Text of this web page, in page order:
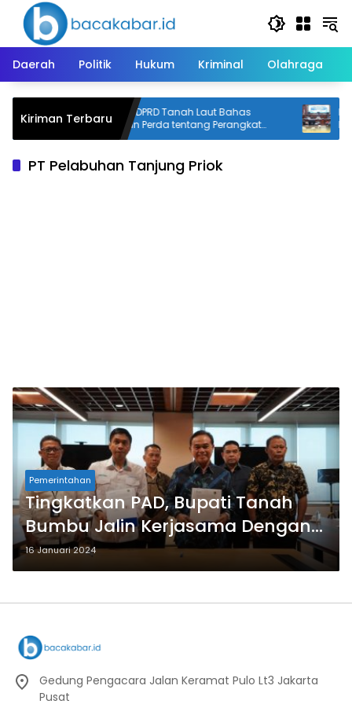
Langsung
konten
Daerah
Politik Hukum Kriminal Olahraga
Kiriman TerbaruPansus VI DPRD Tanah Laut Bahas
Perubahan Perda tentang Perangkat
Desa
PT Pelabuhan Tanjung Priok
Pemerintahan
Tingkatkan PAD, Bupati Tanah
Bumbu Jalin Kerjasama Dengan
PT. PTP
16 Januari 2024
Gedung Pengacara Jalan Keramat Pulo Lt3 Jakarta
Pusat